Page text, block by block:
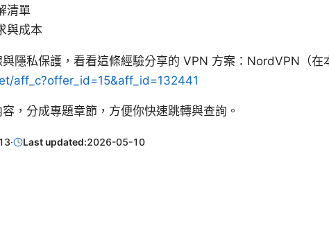
清單
與成本
隱私保護，看看這條經驗分享的 VPN 方案：NordVPN（在
aff_c?offer_id=15&aff_id=132441
，分成專題章節，方便你快速跳轉與查詢。
· Last updated:2026-05-10